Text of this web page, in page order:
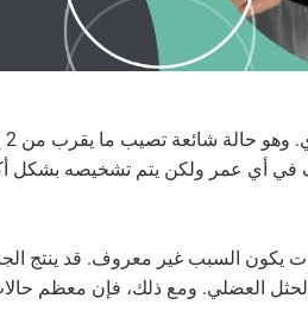
في أي عمر ولكن يتم تشخيصه بشكل
يكون السبب غير معروف. قد ينتج
العضلي. ومع ذلك، فإن معظم